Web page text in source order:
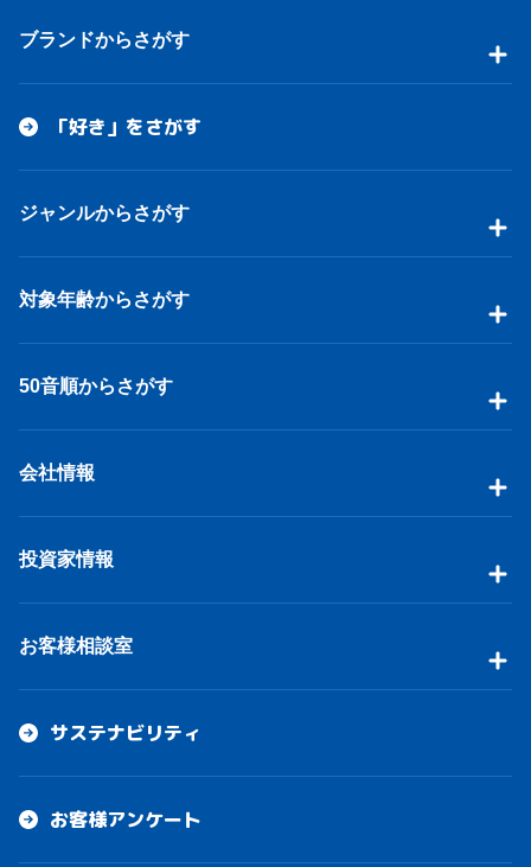
ブランドからさがす
「好き」をさがす
ジャンルからさがす
対象年齢からさがす
50音順からさがす
会社情報
投資家情報
お客様相談室
サステナビリティ
お客様アンケート